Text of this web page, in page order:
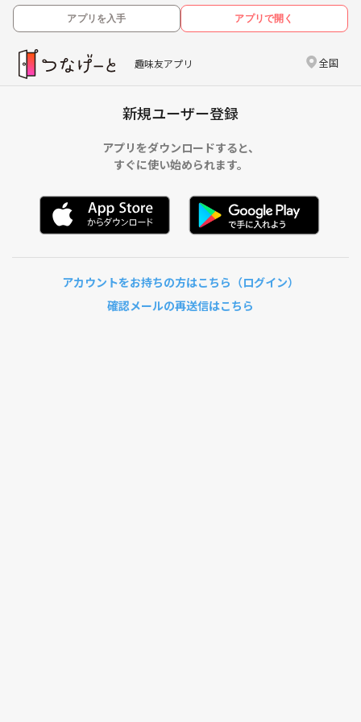
アプリを入手 アプリで開く
趣味友アプリ 全国
新規ユーザー登録
アプリをダウンロードすると、
すぐに使い始められます。
アカウントをお持ちの方はこちら（ログイン）
確認メールの再送信はこちら